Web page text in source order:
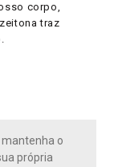
corpo,
traz
o
própria